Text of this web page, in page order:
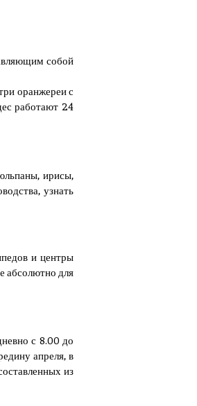
собой
оранжереи с
работают 24
ирисы,
узнать
и центры
абсолютно для
с 8.00 до
апреля, в
из